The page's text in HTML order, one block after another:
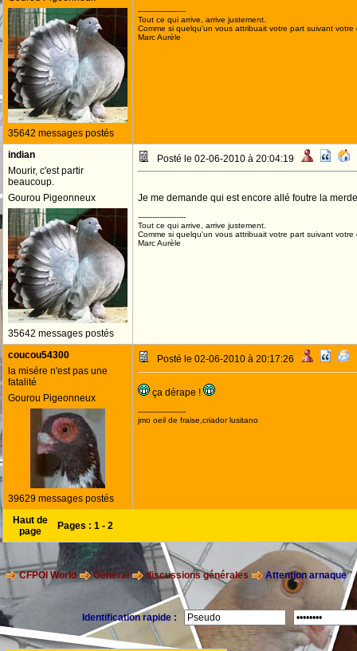
35642 messages postés
--------------------
Tout ce qui arrive, arrive justement.
Comme si quelqu'un vous attribuait votre part suivant votre
Marc Aurèle
indian
Mourir, c'est partir
beaucoup.
Gourou Pigeonneux
35642 messages postés
Posté le 02-06-2010 à 20:04:19
Je me demande qui est encore allé foutre la
--------------------
Tout ce qui arrive, arrive justement.
Comme si quelqu'un vous attribuait votre part suivant votre
Marc Aurèle
coucou54300
la misére n'est pas une
fatalité
Gourou Pigeonneux
39629 messages postés
Posté le 02-06-2010 à 20:17:26
ça dérape !
--------------------
jmo oeil de fraise,criador lusitano
Haut de
page
Pages : 1 - 2
CFPOI World General discussions générales Attention arnaque
Identification rapide :